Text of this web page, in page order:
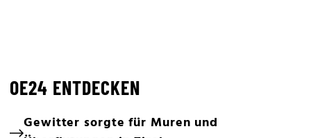
OE24 ENTDECKEN
Gewitter sorgte für Muren und